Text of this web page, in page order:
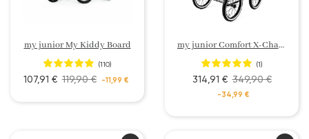
my junior My Kiddy Board
(110)
107,91 € 119,90 € -11,99 €
my junior Comfort X-Chassis
(1)
314,91 € 349,90 €
-34,99 €